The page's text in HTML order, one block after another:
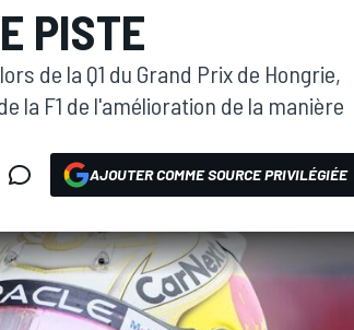
PISTE
de la Q1 du Grand Prix de Hongrie,
la F1 de l'amélioration de la manière
AJOUTER COMME SOURCE PRIVILÉGIÉE